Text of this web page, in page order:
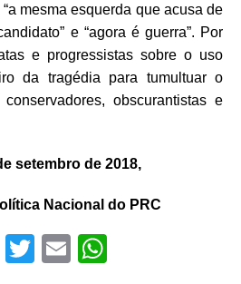
mesma esquerda que acusa de
e “agora é guerra”. Por
e progressistas sobre o uso
da tragédia para tumultuar o
obscurantistas e
setembro de 2018,
Nacional do PRC
F T E